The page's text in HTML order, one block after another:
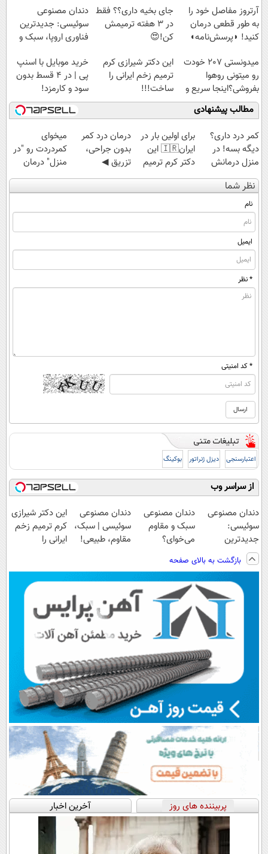
پرداخت قسطی
آرتروز مفاصل خود را
به طور قطعی درمان
کنید! ◗پرسش‌نامه◖
جای بخیه داری؟؟ فقط
در 3 هفته ترمیمش
کن!😍
دندان مصنوعی
سوئیسی: جدیدترین
فناوری اروپا، سبک و
قسطی
میدونستی 207 خودت
رو میتونی روهوا
بفروشی؟اینجا سریع و
راحت بفروش
این دکتر شیرازی کرم
ترمیم زخم ایرانی را
ساخت!!!
خرید موبایل با اسنپ
پی | در ۴ قسط بدون
سود و کارمزد!
مطالب پیشنهادی
کمر درد داری؟
دیگه بسه! در
منزل درمانش
کن
(◀پرسش‌نامه)
برای اولین بار در
ایران🇮🇷 این
دکتر کرم ترمیم
کننده 23 روزه
ساخت!
درمان درد کمر
بدون جراحی،
تزریق ◀
پرسش‌نامه رو پر
کن ▶
میخوای
کمردردت رو "در
منزل" درمان
کنی؟ (◂فیلم +
◂پرسش‌نامه)
نظر شما
نام
ایمیل
* نظر
* کد امنیتی
اعتبارسنجی دیزل ژنراتور بوکینگ
از سراسر وب
دندان مصنوعی
سوئیسی:
جدیدترین
فناوری اروپا،
سبک و مقاوم |
پرداخت قسطی
دندان مصنوعی
سبک و مقاوم
می‌خوای؟
هم داریم!😍 |
📍تهران
دندان مصنوعی
سوئیسی | سبک،
مقاوم، طبیعی!
اقساطی😍
این دکتر شیرازی
کرم ترمیم زخم
ایرانی را
بازگشت به بالای صفحه
پربیننده های روز آخرین اخبار